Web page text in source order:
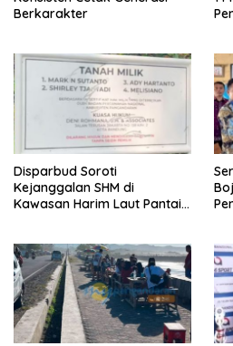
Berkarakter
Disparbud Soroti
Kejanggalan SHM di
Kawasan Harim Laut Pantai